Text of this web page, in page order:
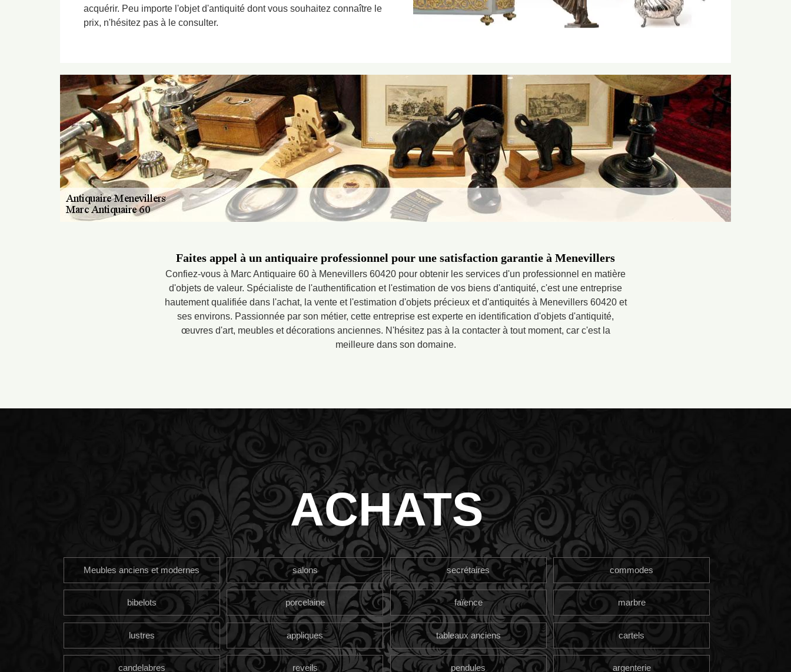
acquérir. Peu importe l'objet d'antiquité dont vous souhaitez connaître le
prix, n'hésitez pas à le consulter.
Faites appel à un antiquaire professionnel pour une satisfaction garantie à Menevillers
Confiez-vous à Marc Antiquaire 60 à Menevillers 60420 pour obtenir les services d'un professionnel en matière
d'objets de valeur. Spécialiste de l'authentification et l'estimation de vos biens d'antiquité, c'est une entreprise
hautement qualifiée dans l'achat, la vente et l'estimation d'objets précieux et d'antiquités à Menevillers 60420 et
ses environs. Passionnée par son métier, cette entreprise est experte en identification d'objets d'antiquité,
œuvres d'art, meubles et décorations anciennes. N'hésitez pas à la contacter à tout moment, car c'est la
meilleure dans son domaine.
ACHATS
Meubles anciens et modernes salons secrétaires commodes
bibelots porcelaine faïence marbre
lustres appliques tableaux anciens cartels
candelabres reveils pendules argenterie